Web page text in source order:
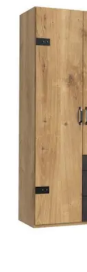
Services Menuisier
Choix du menuisier
Menusier Matériaux
Services